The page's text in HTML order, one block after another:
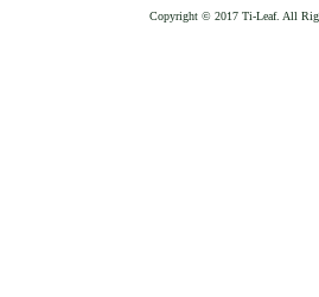
Copyright © 2017 Ti-Leaf. All